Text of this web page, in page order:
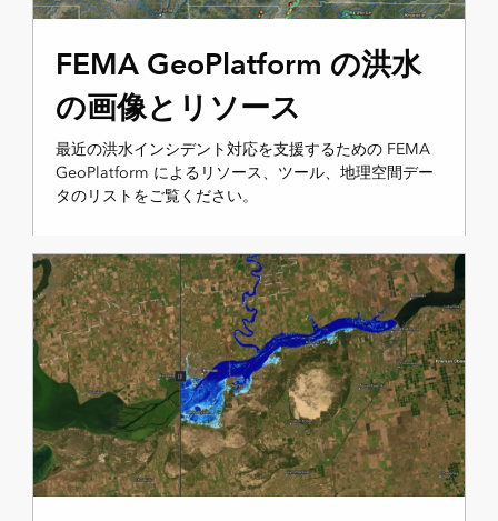
FEMA GeoPlatform の洪水
の画像とリソース
最近の洪水インシデント対応を支援するための FEMA
GeoPlatform によるリソース、ツール、地理空間デー
タのリストをご覧ください。